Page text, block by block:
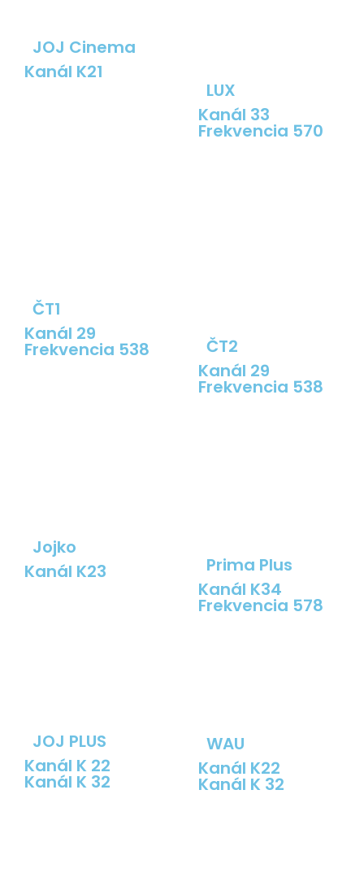
JOJ Cinema
Kanál K21
LUX
Kanál 33
Frekvencia 570
ČT1
Kanál 29
Frekvencia 538
ČT2
Kanál 29
Frekvencia 538
Jojko
Kanál K23
Prima Plus
Kanál K34
Frekvencia 578
JOJ PLUS
Kanál K 22
Kanál K 32
WAU
Kanál K22
Kanál K 32